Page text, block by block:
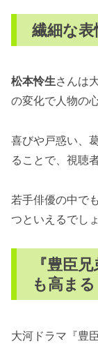
繊細な
松本怜生さんは
の変化で人物の
喜びや戸惑い、
ることで、視聴
若手俳優の中で
つといえるでしょ
『豊臣
も高まる
大河ドラマ『豊